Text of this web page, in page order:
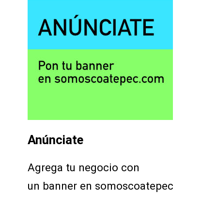
Anúnciate
Agrega tu negocio con
un banner en somoscoatepec